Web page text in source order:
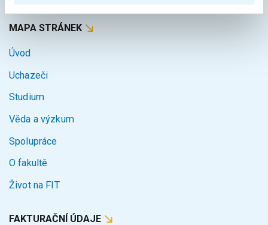
MAPA STRÁNEK
Úvod
Uchazeči
Studium
Věda a výzkum
Spolupráce
O fakultě
Život na FIT
FAKTURAČNÍ ÚDAJE